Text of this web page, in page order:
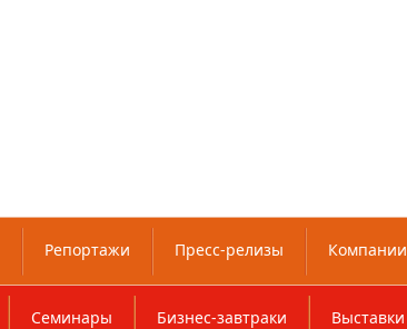
Репортажи Пресс-релизы Компании
Семинары Бизнес-завтраки Выставки